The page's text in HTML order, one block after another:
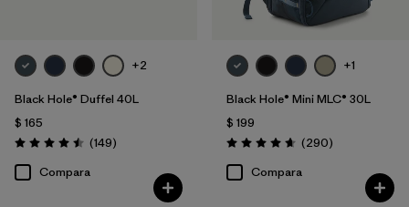
+2
Black Hole® Duffel 40L
$ 165
Valoración: 4.5 / 5
(149Comentarios
)
Compara
+1
Black Hole® Mini MLC® 30L
$ 199
Valoración: 4.7 / 5
(290Comentarios
)
Compara